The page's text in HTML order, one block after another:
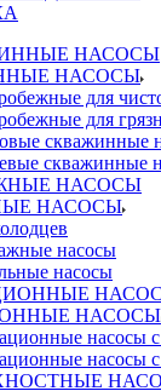
НАСОСЫ
для
для
скважинные
скважинные
НАСОСЫ
насосы
насосы
НАСОСЫ
насосы
насосы